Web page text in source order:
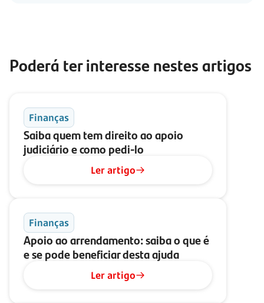
Poderá ter interesse nestes artigos
Finanças
Saiba quem tem direito ao apoio
judiciário e como pedi-lo
Ler artigo
Finanças
Apoio ao arrendamento: saiba o que é
e se pode beneficiar desta ajuda
Ler artigo